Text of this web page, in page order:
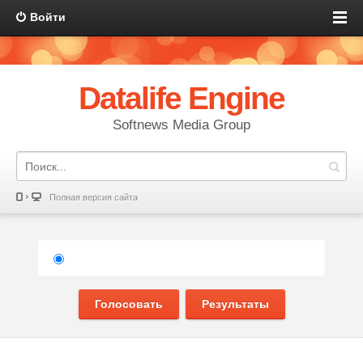
Войти
Datalife Engine
Softnews Media Group
Полная версия сайта
Голосовать Результаты